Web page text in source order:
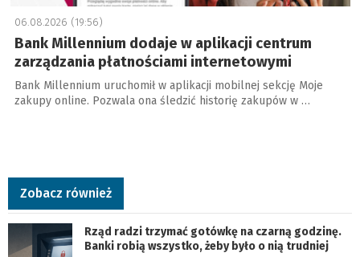
06.08.2026 (19:56)
Bank Millennium dodaje w aplikacji centrum
zarządzania płatnościami internetowymi
Bank Millennium uruchomił w aplikacji mobilnej sekcję Moje
zakupy online. Pozwala ona śledzić historię zakupów w …
Zobacz również
Rząd radzi trzymać gotówkę na czarną godzinę.
Banki robią wszystko, żeby było o nią trudniej